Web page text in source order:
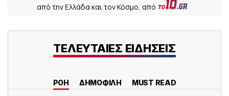
από την Ελλάδα και τον Κόσμο, από
ΤΕΛΕΥΤΑΙΕΣ ΕΙΔΗΣΕΙΣ
ΡΟΗ ΔΗΜΟΦΙΛΗ MUST READ